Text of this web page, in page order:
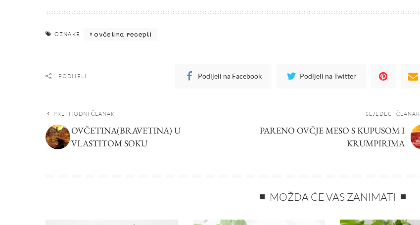
OZNAKE ovčetina recepti
PODIJELI Podijeli na Facebook Podijeli na Twitter
PRETHODNI ČLANAK
OVČETINA(BRAVETINA) U
VLASTITOM SOKU
SLJEDEĆI ČLANAK
PARENO OVČJE MESO S KUPUSOM I
KRUMPIRIMA
MOŽDA ĆE VAS ZANIMATI